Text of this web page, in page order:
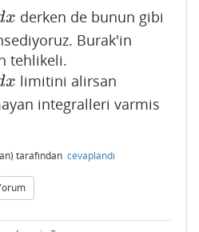
x derken de bunun gibi
Burak'in
tehlikeli.
x limitini alirsan
integralleri varmis
tarafından cevaplandı